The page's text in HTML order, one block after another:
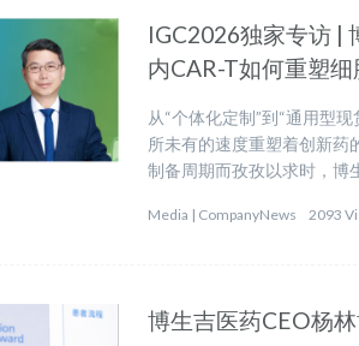
IGC2026独家专访 |
内CAR-T如何重塑细
从“个体化定制”到“通用型
所未有的速度重塑着创新药
制备周期而孜孜以求时，博
Media | CompanyNews 2093
博生吉医药CEO杨